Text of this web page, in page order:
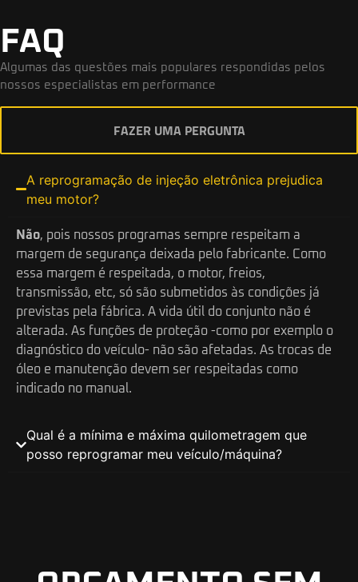
FAQ
Algumas das questões mais populares respondidas pelos
nossos especialistas em performance
FAZER UMA PERGUNTA
A reprogramação de injeção eletrônica prejudica
meu motor?
Não, pois nossos programas sempre respeitam a
margem de segurança deixada pelo fabricante. Como
essa margem é respeitada, o motor, freios,
transmissão, etc, só são submetidos às condições já
previstas pela fábrica. A vida útil do conjunto não é
alterada. As funções de proteção -como por exemplo o
diagnóstico do veículo- não são afetadas. As trocas de
óleo e manutenção devem ser respeitadas como
indicado no manual.
Qual é a mínima e máxima quilometragem que
posso reprogramar meu veículo/máquina?